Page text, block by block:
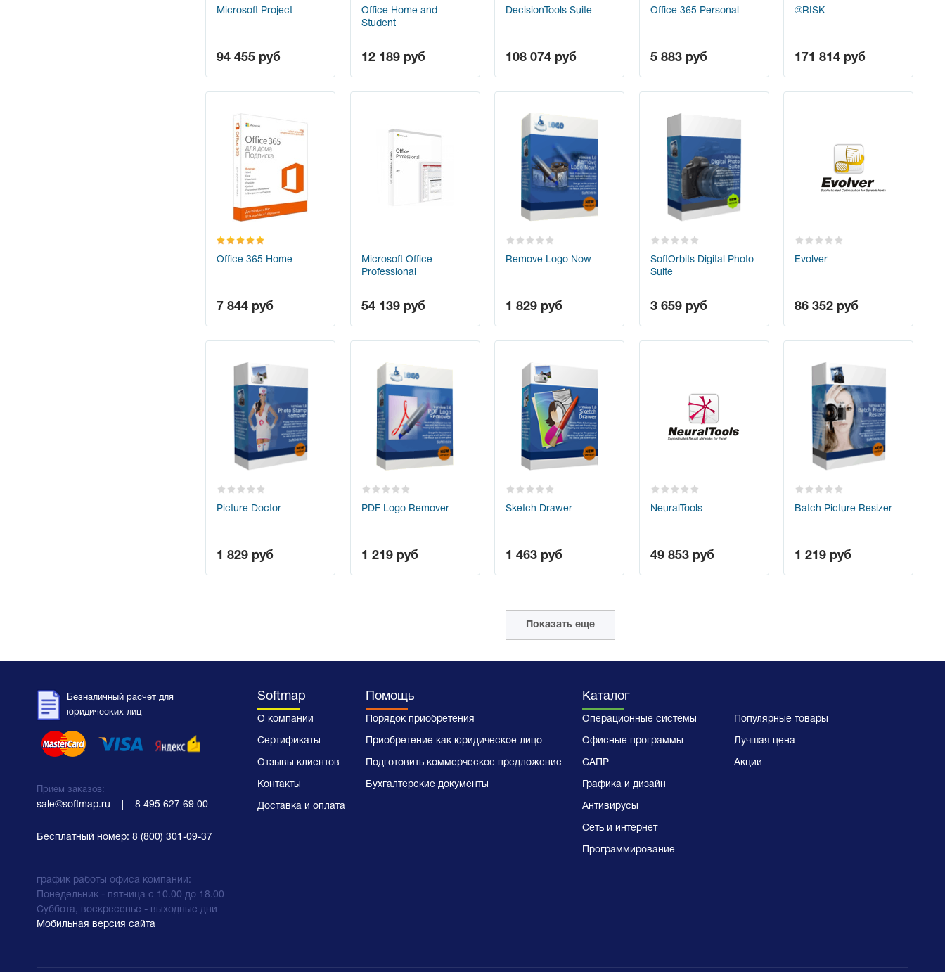
Microsoft Project
94 455 руб
Office Home and
Student
12 189 руб
DecisionTools Suite
108 074 руб
Office 365 Personal
5 883 руб
@RISK
171 814 руб
Office 365 Home
7 844 руб
Microsoft Office
Professional
54 139 руб
Remove Logo Now
1 829 руб
SoftOrbits Digital Photo
Suite
3 659 руб
Evolver
86 352 руб
Picture Doctor
1 829 руб
PDF Logo Remover
1 219 руб
Sketch Drawer
1 463 руб
NeuralTools
49 853 руб
Batch Picture Resizer
1 219 руб
Показать еще
Безналичный расчет для
юридических лиц
Прием заказов:
sale@softmap.ru 8 495 627 69 00
Бесплатный номер: 8 (800) 301-09-37
график работы офиса компании:
Понедельник - пятница с 10.00 до 18.00
Суббота, воскресенье - выходные дни
Softmap
О компании
Сертификаты
Отзывы клиентов
Контакты
Доставка и оплата
Помощь
Порядок приобретения
Приобретение как юридическое лицо
Подготовить коммерческое предложение
Бухгалтерские документы
Каталог
Операционные системы
Офисные программы
САПР
Графика и дизайн
Антивирусы
Сеть и интернет
Программирование
Популярные товары
Лучшая цена
Акции
Мобильная версия сайта